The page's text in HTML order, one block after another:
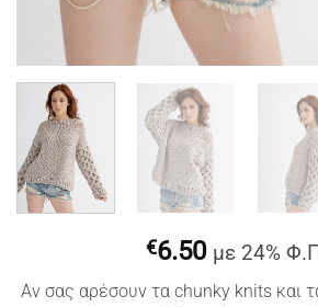
€6.50 με 24%
Αν σας αρέσουν τα chunky knits και τα